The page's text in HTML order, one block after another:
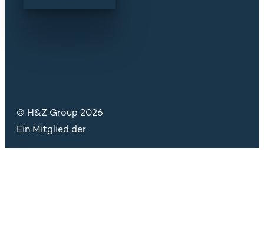
© H&Z Group 2026
Ein Mitglied der